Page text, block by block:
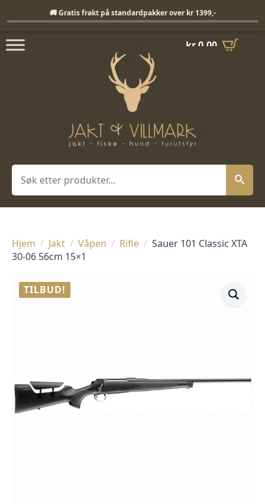
kr0,00
Søk
Hjem Jakt Våpen Rifle
Sauer 101 Classic XTA
30-06 56cm 15×1
TILBUD!
🚚 Gratis frakt på standardpakker over kr 1399,-